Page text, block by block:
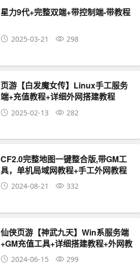
星力9代+完整双端+带控制端-带教程
2025-03-21 298
页游【白发魔女传】Linux手工服务
端+充值教程+详细外网搭建教程
2025-02-13 282
CF2.0完整地图一键整合版,带GM工
具，单机局域网教程+手工外网教程
2024-08-21 332
仙侠页游【神武九天】Win系服务端
+GM充值工具+详细搭建教程+外网教
程 2024-06-15 299